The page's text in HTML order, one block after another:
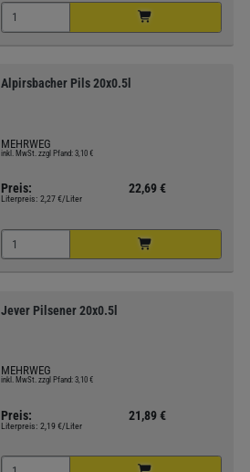
Alpirsbacher Pils 20x0.5l
MEHRWEG
inkl. MwSt. zzgl Pfand: 3,10 €
Preis: 22,69 €
Literpreis: 2,27 €/Liter
Jever Pilsener 20x0.5l
MEHRWEG
inkl. MwSt. zzgl Pfand: 3,10 €
Preis: 21,89 €
Literpreis: 2,19 €/Liter